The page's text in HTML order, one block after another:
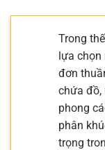
Trong
lựa chọn
đơn
chứa đồ,
phong
phân
trọng